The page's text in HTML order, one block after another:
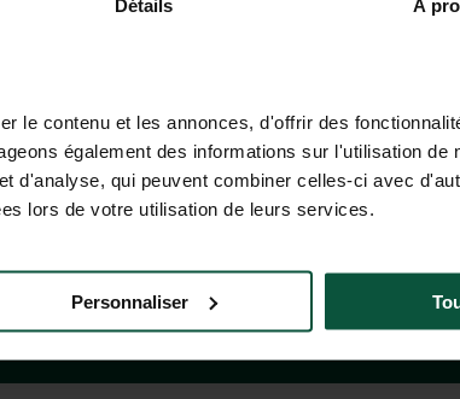
Détails À
le contenu et les annonces, d'offrir des
également des informations sur l'utilisation de
d'analyse, qui peuvent combiner celles-ci avec
lors de votre utilisation de leurs services.
Personnaliser
Galerie